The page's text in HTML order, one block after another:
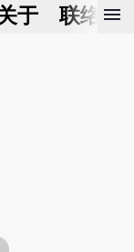
于 联络我
menu